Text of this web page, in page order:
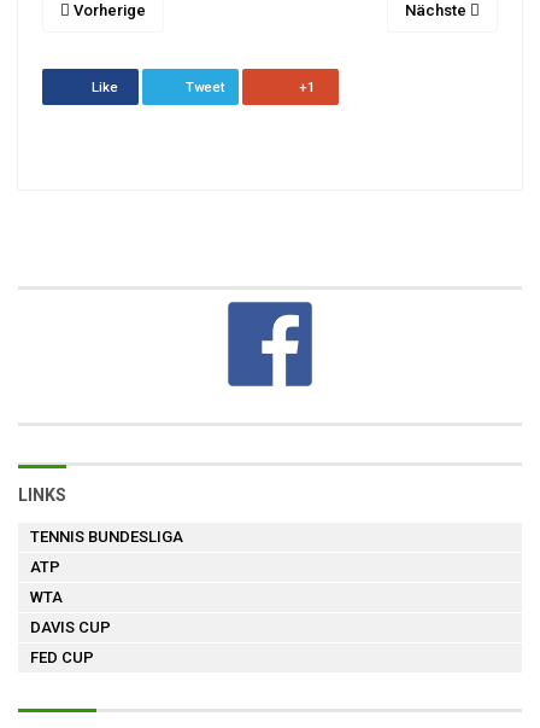
Vorherige Nächste
Like Tweet +1
LINKS
TENNIS BUNDESLIGA
ATP
WTA
DAVIS CUP
FED CUP